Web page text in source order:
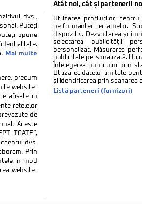
Politica de cookies
dvs.,
Puteți
opune
Mai multe
precum
website-
afisate in
retelelor
de
Aceste
TOATE”,
dvs.
Prin
in mod
website-
Atât noi, cât și partenerii
Utilizarea profilurilor pentru
performanței reclamelor.
dispozitiv. Dezvoltarea și
selectarea publicității
personalizat. Măsurarea
publicitate personalizată.
Înțelegerea publicului prin
Utilizarea datelor limitate
și identificarea prin scanarea
Listă parteneri (furnizori)